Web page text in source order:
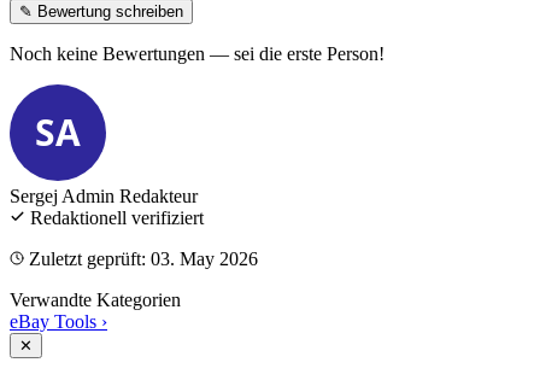
✎ Bewertung schreiben
Noch keine Bewertungen — sei die erste Person!
SA
Sergej Admin Redakteur
Redaktionell verifiziert
Zuletzt geprüft: 03. May 2026
Verwandte Kategorien
eBay Tools ›
✕